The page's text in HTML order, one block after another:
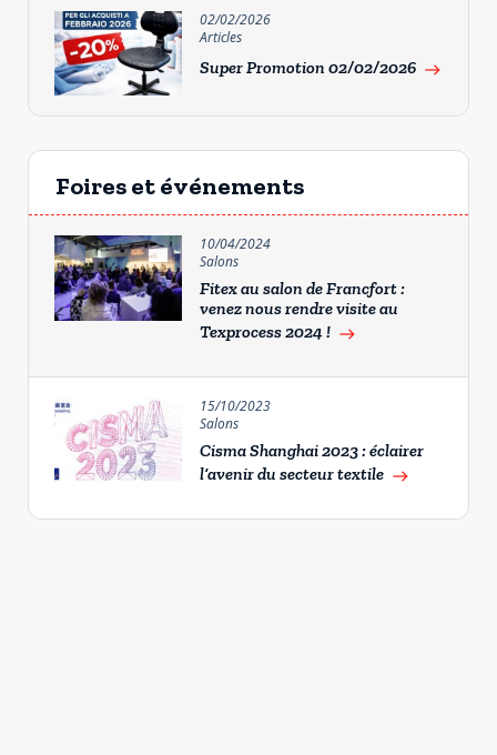
02/02/2026
Articles
Super Promotion 02/02/2026 east
Foires et événements
10/04/2024
Salons
Fitex au salon de Francfort :
venez nous rendre visite au
Texprocess 2024 ! east
15/10/2023
Salons
Cisma Shanghai 2023 : éclairer
l’avenir du secteur textile east